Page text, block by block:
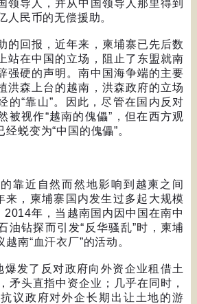
领导人，并从中国领导人那里得到
人民币的无偿援助。
的回报，近年来，柬埔寨已先后数
站在中国的立场，阻止了东盟就南
强硬的声明。南中国海争端的主要
洪森上台的越南，洪森政府的立场
的“靠山”。因此，尽管在国内反对
被视作“越南的傀儡” ，但在西方观
经蜕变为“中国的傀儡”。
靠近自然而然地影响到越柬之间
来，柬埔寨国内发生过多起大规模
2014年，当越南国内因中国在南中
油钻探而引发“ 反华骚乱”时，柬埔
越南“血汗衣厂”的活动。
爆发了反对政府向外资企业租借土
矛头直指中资企业；几乎在同时，
议政府对外企长期出让土地的游